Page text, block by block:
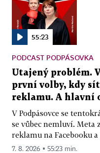
55:23
PODCAST PODPÁSOVKA
Utajený problém.
první volby, kdy
reklamu. A hlavní
V Podpásovce se
se vůbec nemluví. Meta
reklamu na Facebooku
7. 8. 2026 ▪ 55:23 min.